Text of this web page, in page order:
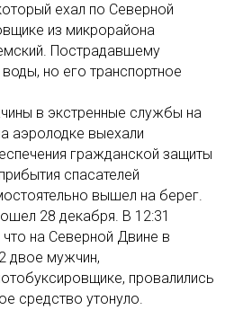
ехал по Северной
из микрорайона
Пострадавшему
но его транспортное
в экстренные службы на
аэролодке выехали
гражданской защиты
спасателей
вышел на берег.
28 декабря. В 12:31
на Северной Двине в
двое мужчин,
провалились
средство утонуло.